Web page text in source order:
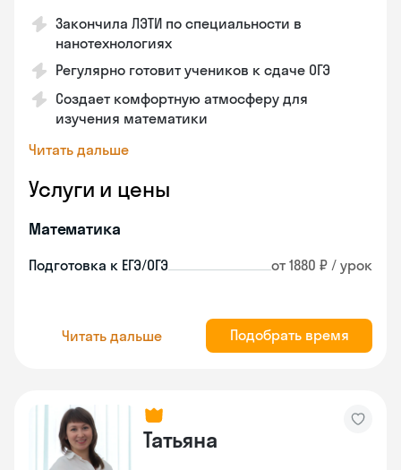
Закончила ЛЭТИ по специальности в
нанотехнологиях
Регулярно готовит учеников к сдаче ОГЭ
Создает комфортную атмосферу для
изучения математики
Читать дальше
Услуги и цены
Математика
Подготовка к ЕГЭ/ОГЭ от 1880 ₽ / урок
Читать дальше Подобрать время
Татьяна